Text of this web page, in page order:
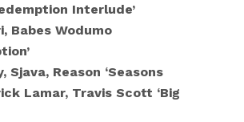
Interlude’
Babes Wodumo
Sjava, Reason ‘Seasons
Lamar, Travis Scott ‘Big